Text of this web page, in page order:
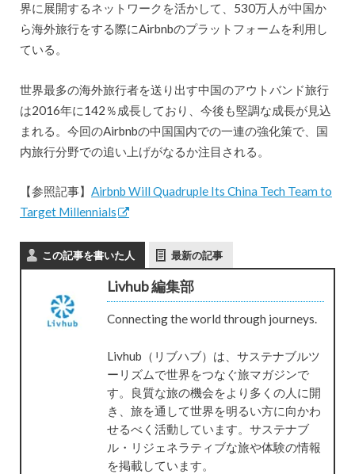
界に展開するネットワークを活かして、530万人が中国か
ら海外旅行をする際にAirbnbのプラットフォームを利用し
ている。
世界最多の海外旅行者を送り出す中国のアウトバンド旅行
は2016年に142％成長しており、今後も堅調な成長が見込
まれる。今回のAirbnbの中国国内での一連の強化策で、国
内旅行分野での追い上げがなるか注目される。
【参照記事】 Airbnb Will Quadruple Its China Tech Team to
Target Millennials
この記事を書いた人 最新の記事
Livhub 編集部
Connecting the world through journeys.
Livhub（リブハブ）は、サステナブルツ
ーリズムで世界をつなぐ旅マガジンで
す。良質な旅の機会をより多くの人に開
き、旅を通して世界を明るい方に向かわ
せるべく活動しています。サステナブ
ル・リジェネラティブな旅や体験の情報
を掲載しています。